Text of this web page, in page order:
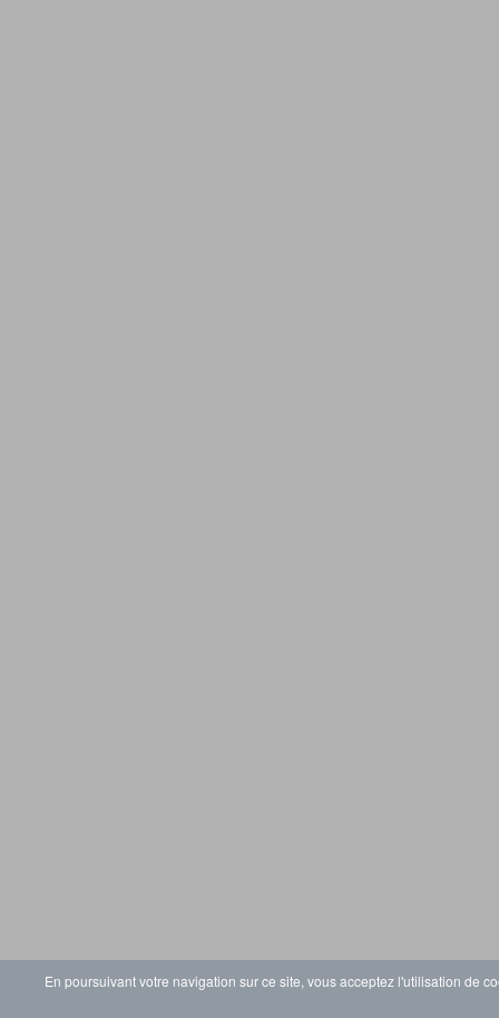
En poursuivant votre navigation sur ce site, vous acceptez l'utilisation de